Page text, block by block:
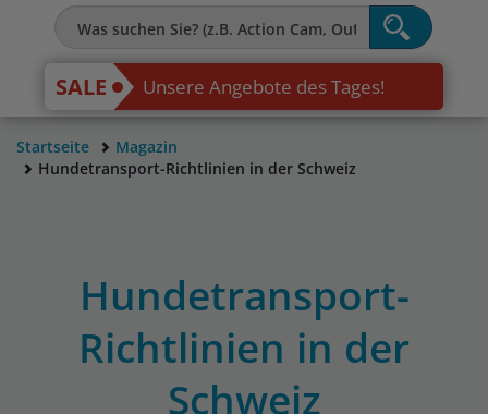
SALE Unsere Angebote des Tages!
Startseite
Magazin
Hundetransport-Richtlinien in der Schweiz
Hundetransport-
Richtlinien in der
Schweiz